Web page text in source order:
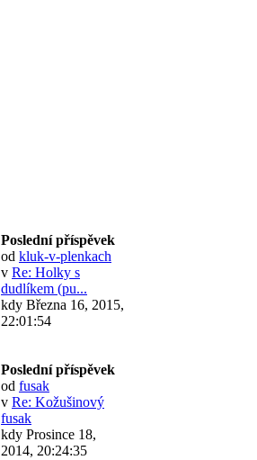
Poslední příspěvek
od kluk-v-plenkach
v Re: Holky s
dudlíkem (pu...
kdy Března 16, 2015,
22:01:54
Poslední příspěvek
od fusak
v Re: Kožušinový
fusak
kdy Prosince 18,
2014, 20:24:35